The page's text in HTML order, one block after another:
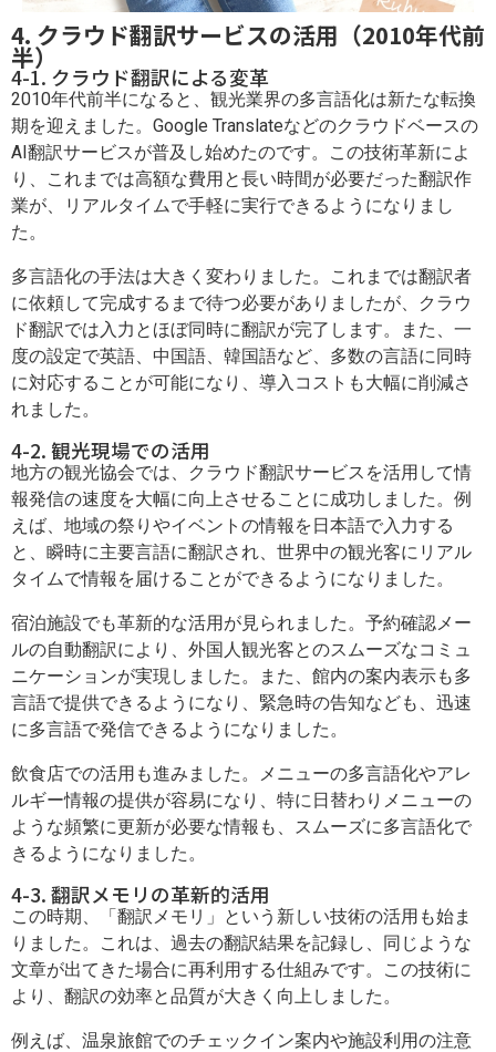
4. クラウド翻訳サービスの活用（2010年代前
半）
4-1. クラウド翻訳による変革
2010年代前半になると、観光業界の多言語化は新たな転換
期を迎えました。Google Translateなどのクラウドベースの
AI翻訳サービスが普及し始めたのです。この技術革新によ
り、これまでは高額な費用と長い時間が必要だった翻訳作
業が、リアルタイムで手軽に実行できるようになりまし
た。
多言語化の手法は大きく変わりました。これまでは翻訳者
に依頼して完成するまで待つ必要がありましたが、クラウ
ド翻訳では入力とほぼ同時に翻訳が完了します。また、一
度の設定で英語、中国語、韓国語など、多数の言語に同時
に対応することが可能になり、導入コストも大幅に削減さ
れました。
4-2. 観光現場での活用
地方の観光協会では、クラウド翻訳サービスを活用して情
報発信の速度を大幅に向上させることに成功しました。例
えば、地域の祭りやイベントの情報を日本語で入力する
と、瞬時に主要言語に翻訳され、世界中の観光客にリアル
タイムで情報を届けることができるようになりました。
宿泊施設でも革新的な活用が見られました。予約確認メー
ルの自動翻訳により、外国人観光客とのスムーズなコミュ
ニケーションが実現しました。また、館内の案内表示も多
言語で提供できるようになり、緊急時の告知なども、迅速
に多言語で発信できるようになりました。
飲食店での活用も進みました。メニューの多言語化やアレ
ルギー情報の提供が容易になり、特に日替わりメニューの
ような頻繁に更新が必要な情報も、スムーズに多言語化で
きるようになりました。
4-3. 翻訳メモリの革新的活用
この時期、「翻訳メモリ」という新しい技術の活用も始ま
りました。これは、過去の翻訳結果を記録し、同じような
文章が出てきた場合に再利用する仕組みです。この技術に
より、翻訳の効率と品質が大きく向上しました。
例えば、温泉旅館でのチェックイン案内や施設利用の注意